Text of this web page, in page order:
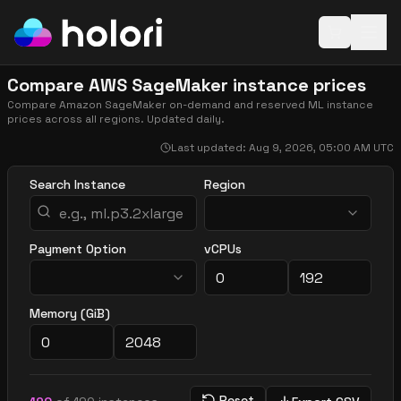
Compare AWS SageMaker instance prices
Compare Amazon SageMaker on-demand and reserved ML instance
prices across all regions. Updated daily.
Last updated: Aug 9, 2026, 05:00 AM UTC
Search Instance Region
Payment Option vCPUs
Memory (GiB)